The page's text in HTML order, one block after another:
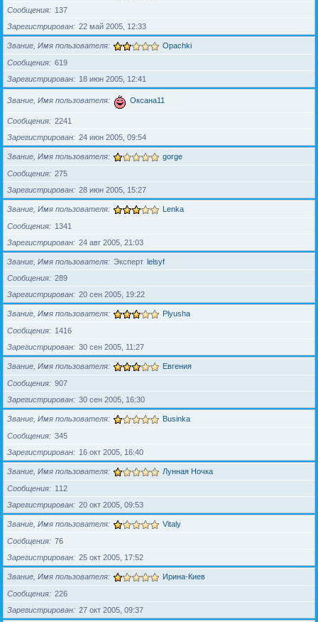
Сообщения
137
Зарегистрирован
22 май 2005, 12:33
Звание, Имя пользователя Opachki
Сообщения
619
Зарегистрирован
18 июн 2005, 12:41
Звание, Имя пользователя Оксана11
Сообщения
2241
Зарегистрирован
24 июн 2005, 09:54
Звание, Имя пользователя gorge
Сообщения
275
Зарегистрирован
28 июн 2005, 15:27
Звание, Имя пользователя Lenka
Сообщения
1341
Зарегистрирован
24 авг 2005, 21:03
Звание, Имя пользователя Эксперт lelsyf
Сообщения
289
Зарегистрирован
20 сен 2005, 19:22
Звание, Имя пользователя Plyusha
Сообщения
1416
Зарегистрирован
30 сен 2005, 11:27
Звание, Имя пользователя Евгения
Сообщения
907
Зарегистрирован
30 сен 2005, 16:30
Звание, Имя пользователя Businka
Сообщения
345
Зарегистрирован
16 окт 2005, 16:40
Звание, Имя пользователя Лунная Ночка
Сообщения
112
Зарегистрирован
20 окт 2005, 09:53
Звание, Имя пользователя Vitaly
Сообщения
76
Зарегистрирован
25 окт 2005, 17:52
Звание, Имя пользователя Ирина-Киев
Сообщения
226
Зарегистрирован
27 окт 2005, 09:37